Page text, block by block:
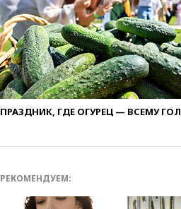
ПРАЗДНИК, ГДЕ ОГУРЕЦ — ВСЕМУ
РЕКОМЕНДУЕМ: